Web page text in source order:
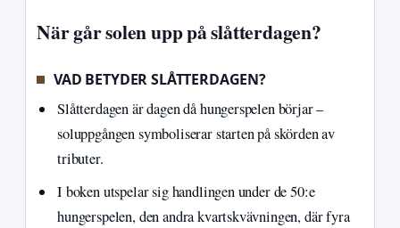
När går solen upp på slåtterdagen?
VAD BETYDER SLÅTTERDAGEN?
Slåtterdagen är dagen då hungerspelen börjar –
soluppgången symboliserar starten på skörden av
tributer.
I boken utspelar sig handlingen under de 50:e
hungerspelen, den andra kvartskvävningen, där fyra